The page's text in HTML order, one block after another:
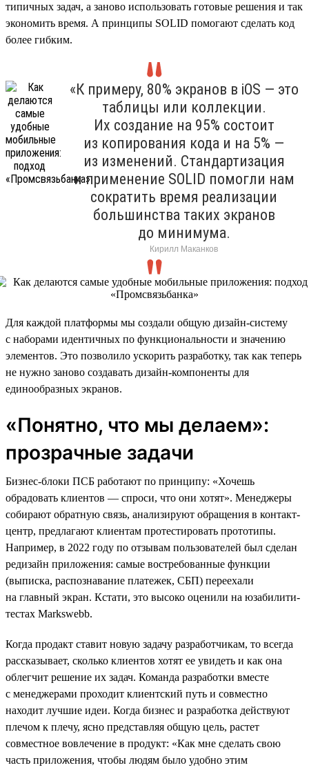
типичных задач, а заново использовать готовые решения и так
экономить время. А принципы SOLID помогают сделать код
более гибким.
«К примеру, 80% экранов в iOS — это
таблицы или коллекции.
Их создание на 95% состоит
из копирования кода и на 5% —
из изменений. Стандартизация
и применение SOLID помогли нам
сократить время реализации
большинства таких экранов
до минимума.
Кирилл Маканков
Для каждой платформы мы создали общую дизайн-систему
с наборами идентичных по функциональности и значению
элементов. Это позволило ускорить разработку, так как теперь
не нужно заново создавать дизайн-компоненты для
единообразных экранов.
«Понятно, что мы делаем»:
прозрачные задачи
Бизнес-блоки ПСБ работают по принципу: «Хочешь
обрадовать клиентов — спроси, что они хотят». Менеджеры
собирают обратную связь, анализируют обращения в контакт-
центр, предлагают клиентам протестировать прототипы.
Например, в 2022 году по отзывам пользователей был сделан
редизайн приложения: самые востребованные функции
(выписка, распознавание платежек, СБП) переехали
на главный экран. Кстати, это высоко оценили на юзабилити-
тестах Markswebb.
Когда продакт ставит новую задачу разработчикам, то всегда
рассказывает, сколько клиентов хотят ее увидеть и как она
облегчит решение их задач. Команда разработки вместе
с менеджерами проходит клиентский путь и совместно
находит лучшие идеи. Когда бизнес и разработка действуют
плечом к плечу, ясно представляя общую цель, растет
совместное вовлечение в продукт: «Как мне сделать свою
часть приложения, чтобы людям было удобно этим